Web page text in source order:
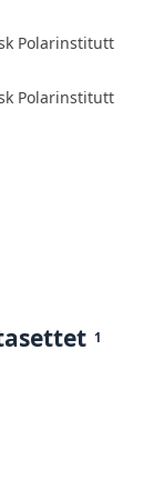
Polarinstitutt
Polarinstitutt
1